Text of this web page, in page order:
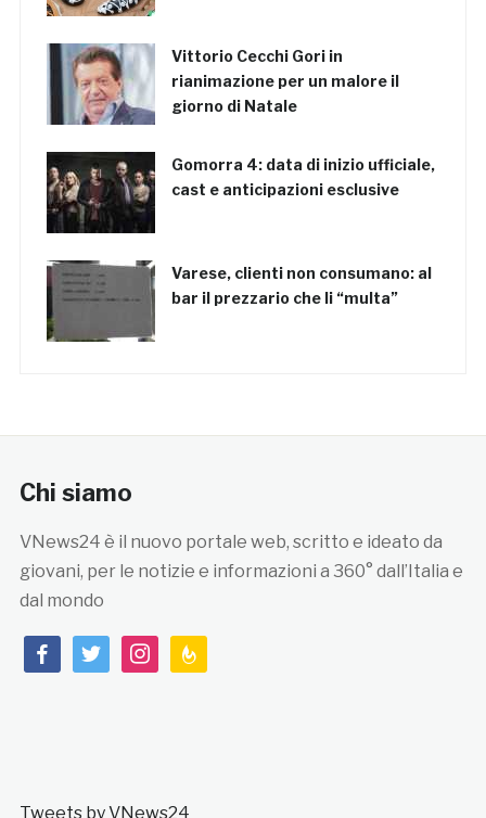
Vittorio Cecchi Gori in
rianimazione per un malore il
giorno di Natale
Gomorra 4: data di inizio ufficiale,
cast e anticipazioni esclusive
Varese, clienti non consumano: al
bar il prezzario che li “multa”
Chi siamo
VNews24 è il nuovo portale web, scritto e ideato da
giovani, per le notizie e informazioni a 360° dall’Italia e
dal mondo
facebooktwitterinstagramfeedburner
Tweets by VNews24